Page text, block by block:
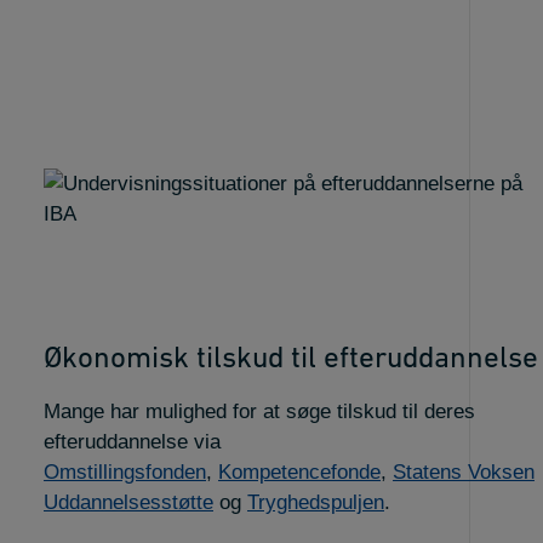
Økonomisk tilskud til efteruddannelse
Mange har mulighed for at søge tilskud til deres
efteruddannelse via
Omstillingsfonden, Kompetencefonde, Statens Voksen
Uddannelsesstøtte og Tryghedspuljen.